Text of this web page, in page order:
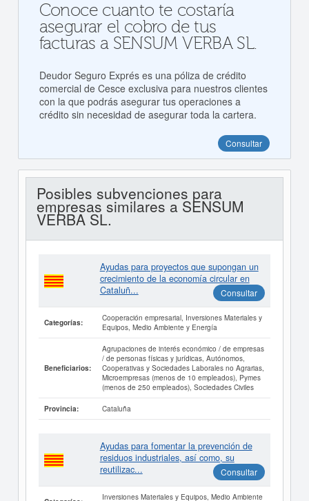
Conoce cuanto te costaría
asegurar el cobro de tus
facturas a SENSUM VERBA SL.
Deudor Seguro Exprés es una póliza de crédito
comercial de Cesce exclusiva para nuestros clientes
con la que podrás asegurar tus operaciones a
crédito sin necesidad de asegurar toda la cartera.
Consultar
Posibles subvenciones para
empresas similares a SENSUM
VERBA SL.
Ayudas para proyectos que supongan un
crecimiento de la economía circular en
Cataluñ...
Consultar
Categorías:
Cooperación empresarial, Inversiones Materiales y
Equipos, Medio Ambiente y Energía
Beneficiarios:
Agrupaciones de interés económico / de empresas
/ de personas físicas y jurídicas, Autónomos,
Cooperativas y Sociedades Laborales no Agrarias,
Microempresas (menos de 10 empleados), Pymes
(menos de 250 empleados), Sociedades Civiles
Provincia: Cataluña
Ayudas para fomentar la prevención de
residuos industriales, así como, su
reutilizac...
Consultar
Inversiones Materiales y Equipos, Medio Ambiente